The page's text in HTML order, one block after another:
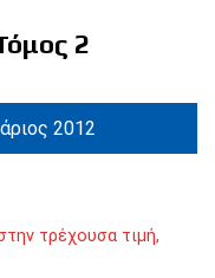
2
2012
τρέχουσα τιμή,